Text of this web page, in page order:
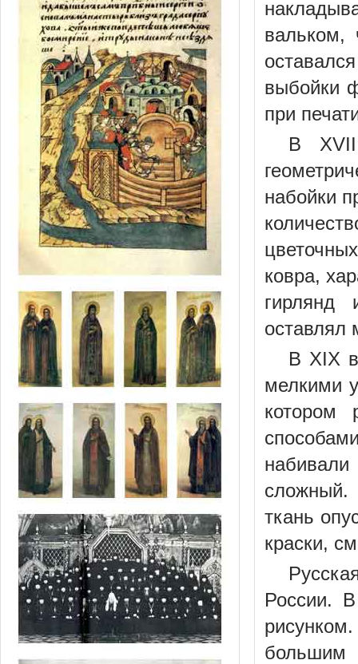
вальком,
выбойки
при
В
набойки
ковра,
гирлянд
оставлял
В XIX
мелкими
котором
сложный.
ткань
краски,
России.